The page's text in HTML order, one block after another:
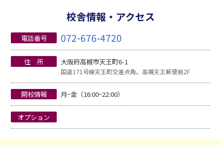
校舎情報・アクセス
電話番号 072-676-4720
住 所 大阪府高槻市天王町6-1
国道171号線天王町交差点角。高槻天王郵便局2F
開校情報 月~金（16:00~22:00）
オプション